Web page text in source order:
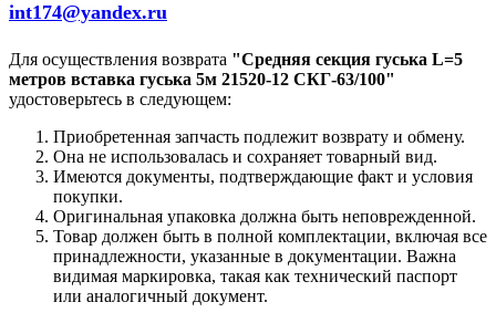
int174@yandex.ru
Для осуществления возврата "Средняя секция гуська L=5
метров вставка гуська 5м 21520-12 СКГ-63/100"
удостоверьтесь в следующем:
Приобретенная запчасть подлежит возврату и обмену.
Она не использовалась и сохраняет товарный вид.
Имеются документы, подтверждающие факт и условия
покупки.
Оригинальная упаковка должна быть неповрежденной.
Товар должен быть в полной комплектации, включая все
принадлежности, указанные в документации. Важна
видимая маркировка, такая как технический паспорт
или аналогичный документ.